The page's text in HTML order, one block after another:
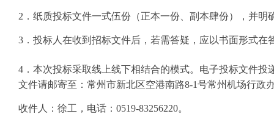
2．纸质投标文件一式伍份（正本一份、副本肆份） ，并明
3．投标人在收到招标文件后，若需答疑，应以书面形式在
4．本次投标采取线上线下相结合的模式。电子投标文件投
文件请邮寄至：常州市新北区空港南路8-1号常州机场行政
收件人：徐工，电话： 0519-83256220。